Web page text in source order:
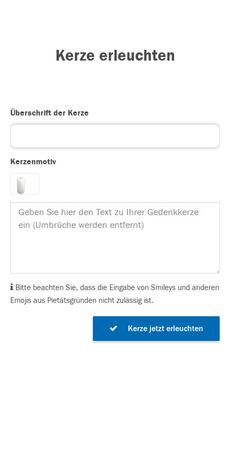
Kerze erleuchten
Überschrift der Kerze
Kerzenmotiv
Bitte beachten Sie, dass die Eingabe von Smileys und anderen
Emojis aus Pietätsgründen nicht zulässig ist.
Kerze jetzt erleuchten